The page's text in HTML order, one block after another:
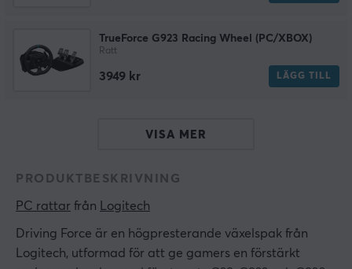
TrueForce G923 Racing Wheel (PC/XBOX)
Ratt
3949 kr LÄGG TILL
VISA MER
PRODUKTBESKRIVNING
PC rattar från Logitech
Driving Force är en högpresterande växelspak från
Logitech, utformad för att ge gamers en förstärkt